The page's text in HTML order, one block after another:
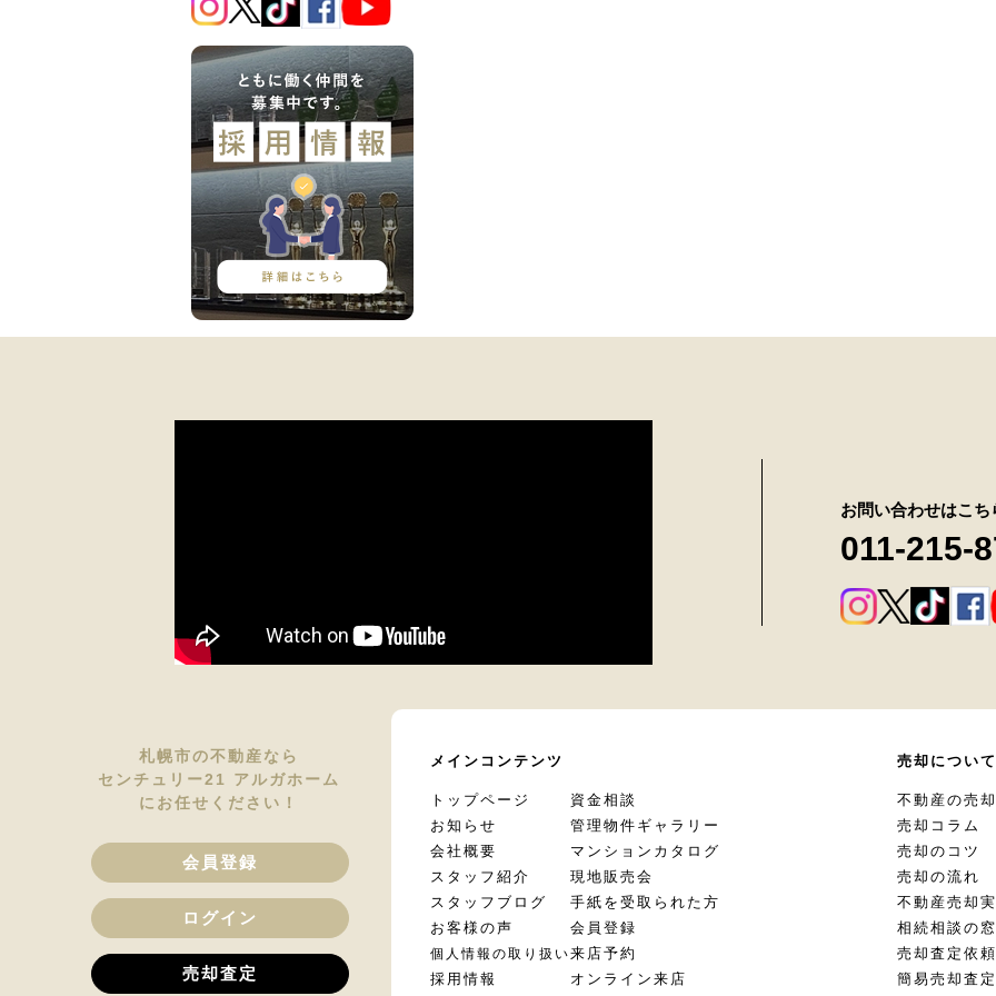
お問い合わせはこち
011-215-
札幌市の不動産なら
センチュリー21 アルガホーム
にお任せください！
会員登録
ログイン
売却査定
メインコンテンツ
トップページ
お知らせ
会社概要
スタッフ紹介
スタッフブログ
お客様の声
個人情報の取り扱い
採用情報
資金相談
管理物件ギャラリー
マンションカタログ
現地販売会
手紙を受取られた方
会員登録
来店予約
オンライン来店
売却について
不動産の売却
売却コラム
売却のコツ
売却の流れ
不動産売却
相続相談の
売却査定依頼
簡易売却査定